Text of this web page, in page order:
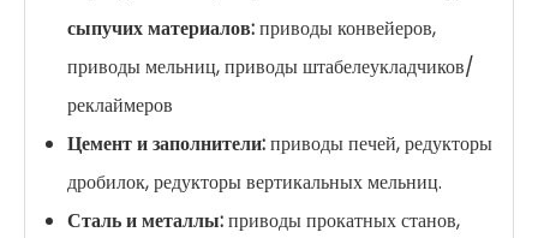
сыпучих материалов:приводы конвейеров,
приводы мельниц, приводы штабелеукладчиков/
реклаймеров
Цемент и заполнители:приводы печей, редукторы
дробилок, редукторы вертикальных мельниц.
Сталь и металлы:приводы прокатных станов,